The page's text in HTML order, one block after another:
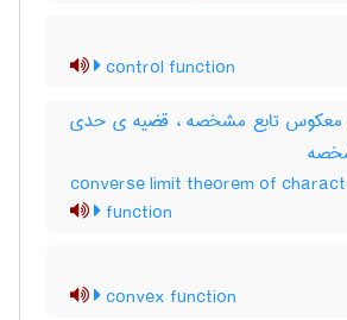
control function
تابع مشخصه ، قضیه ی حدی
converse limit theorem of
function
convex function